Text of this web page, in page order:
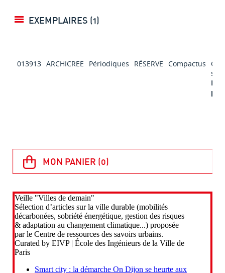
EXEMPLAIRES (1)
013913 ARCHICREE Périodiques RÉSERVE Compactus
sur
prêt